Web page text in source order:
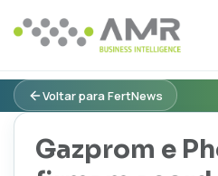
Voltar para FertNews
Gazprom e